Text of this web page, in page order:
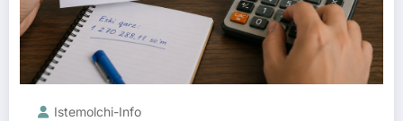
Istemolchi-Info